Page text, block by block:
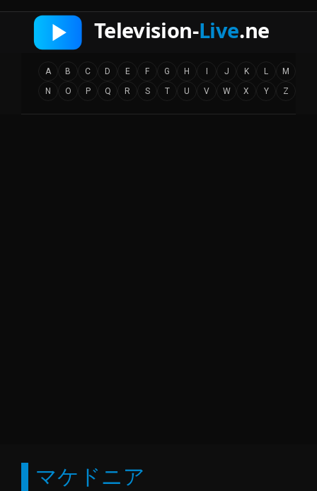
A B C D E F G H J K L
M
N
O P Q R S T U V W X Y Z
マケドニア